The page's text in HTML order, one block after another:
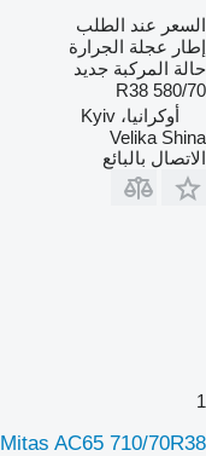
السعر عند الطلب
إطار عجلة الجرارة
حالة المركبة جديد
580/70 R38
أوكرانيا، Kyiv
Velika Shina
الاتصال بالبائع
1
Mitas AC65 710/70R38